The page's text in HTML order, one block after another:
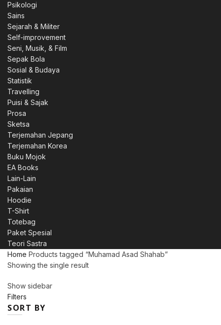
Psikologi
Sains
Sejarah & Militer
Self-improvement
Seni, Musik, & Film
Sepak Bola
Sosial & Budaya
Statistik
Travelling
Puisi & Sajak
Prosa
Sketsa
Terjemahan Jepang
Terjemahan Korea
Buku Mojok
EA Books
Lain-Lain
Pakaian
Hoodie
T-Shirt
Totebag
Paket Spesial
Teori Sastra
Home Products tagged “Muhamad Asad Shahab”
Showing the single result
Show sidebar
Filters
SORT BY